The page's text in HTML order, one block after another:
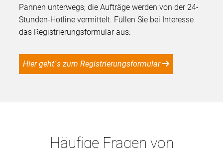
Pannen unterwegs; die Aufträge werden von der 24-
Stunden-Hotline vermittelt. Füllen Sie bei Interesse
das Registrierungsformular aus:
Hier geht´s zum Registrierungsformular
Häufige Fragen von